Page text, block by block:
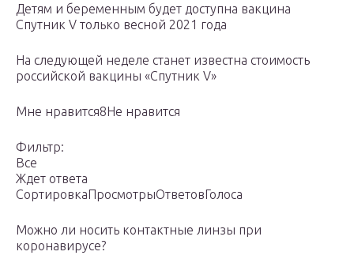
Детям и беременным будет доступна вакцина
Спутник V только весной 2021 года
На следующей неделе станет известна стоимость
российской вакцины «Спутник V»
Мне нравится8Не нравится
Фильтр:
Все
Ждет ответа
СортировкаПросмотрыОтветовГолоса
Можно ли носить контактные линзы при
коронавирусе?